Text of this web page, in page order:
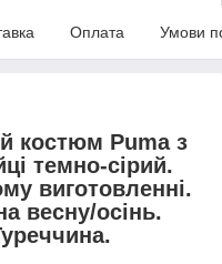
Оплата Умови
костюм Puma з
темно-сірий.
виготовленні.
весну/осінь.